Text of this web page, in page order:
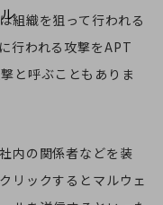
組織を狙って行われる
行われる攻撃をAPT
と呼ぶこともありま
内の関係者などを装
リックするとマルウェ